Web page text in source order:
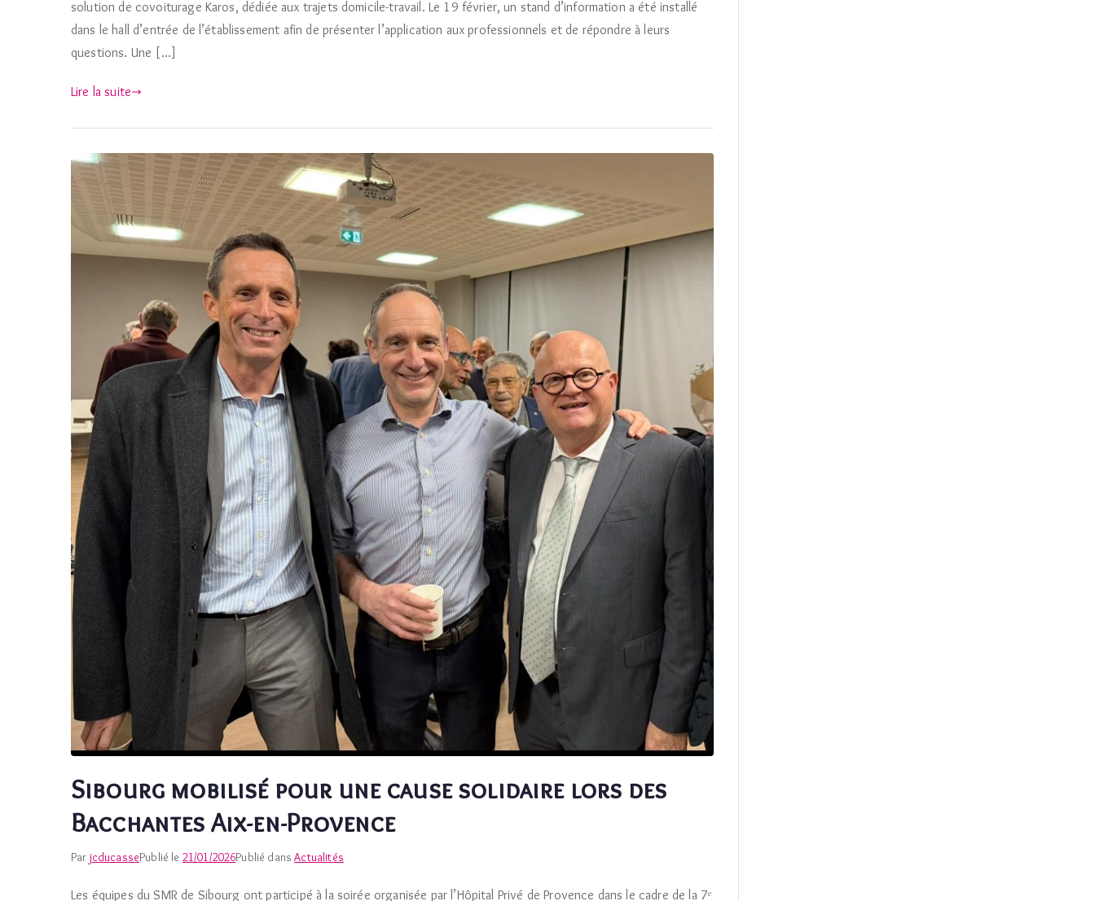
solution de covoiturage Karos, dédiée aux trajets domicile-travail. Le 19 février, un stand d’information a été installé
dans le hall d’entrée de l’établissement afin de présenter l’application aux professionnels et de répondre à leurs
questions. Une […]
Lire la suite
Sibourg mobilisé pour une cause solidaire lors des
Bacchantes Aix-en-Provence
Par jcducassePublié le 21/01/2026Publié dansActualités
Les équipes du SMR de Sibourg ont participé à la soirée organisée par l’Hôpital Privé de Provence dans le cadre de la 7ᵉ